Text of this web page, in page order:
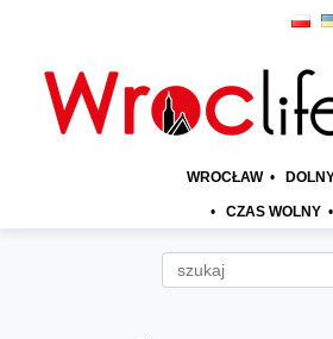
WROCŁAW •
• CZAS WOLNY •